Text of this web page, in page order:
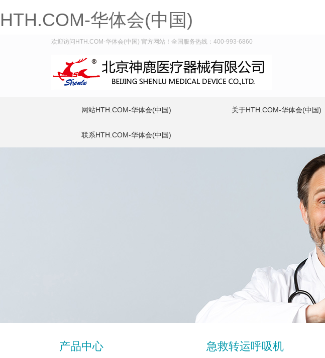
HTH.COM-华体会(中国)
欢迎访问HTH.COM-华体会(中国) 官方网站！全国服务热线：400-993-6860
网站HTH.COM-华体会(中国) 关于HTH.COM-华体会(中国)
联系HTH.COM-华体会(中国)
急救转运呼吸机
产品中心